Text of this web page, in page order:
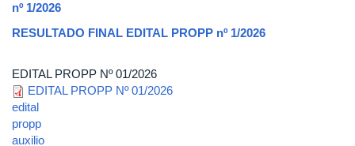
nº 1/2026
RESULTADO FINAL EDITAL PROPP nº 1/2026
EDITAL PROPP Nº 01/2026
EDITAL PROPP Nº 01/2026
edital
propp
auxilio